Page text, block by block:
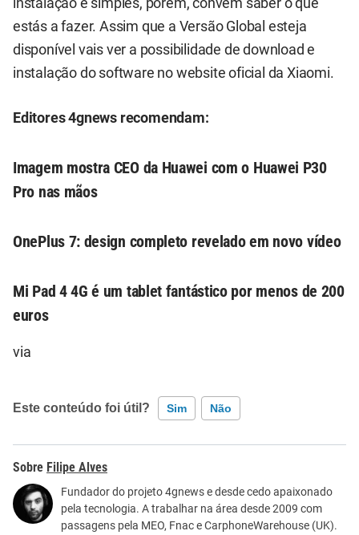
instalação é simples, porém, convém saber o que
estás a fazer. Assim que a Versão Global esteja
disponível vais ver a possibilidade de download e
instalação do software no website oficial da Xiaomi.
Editores 4gnews recomendam:
Imagem mostra CEO da Huawei com o Huawei P30
Pro nas mãos
OnePlus 7: design completo revelado em novo vídeo
Mi Pad 4 4G é um tablet fantástico por menos de 200
euros
via
Este conteúdo foi útil? Sim Não
Este conteúdo contém informação incorreta
Este conteúdo não tem a informação que procuro
Outro
Filipe Alves
Fundador do projeto 4gnews e desde cedo apaixonado
pela tecnologia. A trabalhar na área desde 2009 com
passagens pela MEO, Fnac e CarphoneWarehouse (UK).